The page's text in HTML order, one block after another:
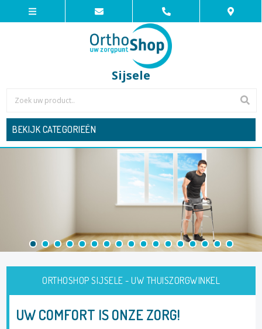
Sijsele
BEKIJK CATEGORIEËN
ORTHOSHOP SIJSELE - UW THUISZORGWINKEL
UW COMFORT IS ONZE ZORG!